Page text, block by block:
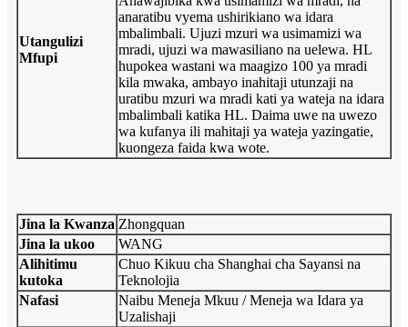
Utangulizi
Mfupi
anaratibu vyema ushirikiano wa idara
mbalimbali. Ujuzi mzuri wa usimamizi wa
mradi, ujuzi wa mawasiliano na uelewa. HL
hupokea wastani wa maagizo 100 ya mradi
kila mwaka, ambayo inahitaji utunzaji na
uratibu mzuri wa mradi kati ya wateja na idara
mbalimbali katika HL. Daima uwe na uwezo
wa kufanya ili mahitaji ya wateja yazingatie,
kuongeza faida kwa wote.
Jina la Kwanza Zhongquan
Jina la ukoo
WANG
Alihitimu
kutoka
Chuo Kikuu cha Shanghai cha Sayansi na
Teknolojia
Nafasi
Naibu Meneja Mkuu / Meneja wa Idara ya
Uzalishaji